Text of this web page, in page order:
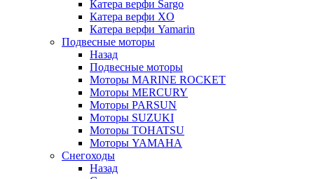
Катера верфи Sargo
Катера верфи XO
Катера верфи Yamarin
Подвесные моторы
Назад
Подвесные моторы
Моторы MARINE ROCKET
Моторы MERCURY
Моторы PARSUN
Моторы SUZUKI
Моторы TOHATSU
Моторы YAMAHA
Снегоходы
Назад